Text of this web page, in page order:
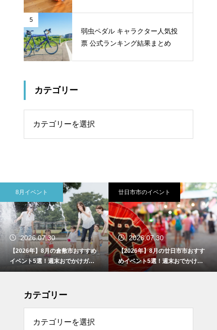
5
弱虫ペダル キャラクター人気投
票 公式ランキング結果まとめ
カテゴリー
8月イベント
2026.07.30
【2026年】8月の倉敷市おすすめ
イベント5選！週末おでかけガイ
ド
廿日市市のイベント
2026.07.30
【2026年】8月の廿日市市おすす
めイベント5選！週末おでかけガ
イド
カテゴリー